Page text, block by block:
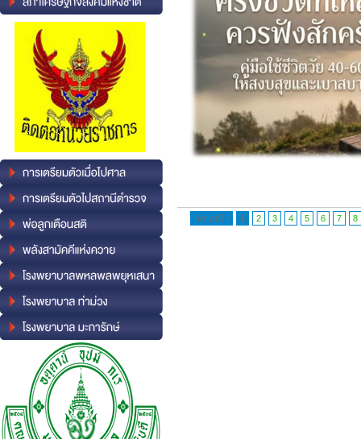
ก่อนหน้า 1 2 3 4 5 6 7 8